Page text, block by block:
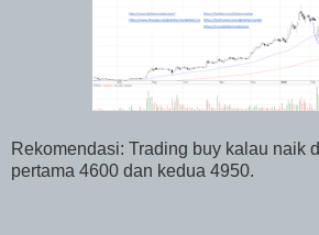
Rekomendasi: Trading buy kalau naik
pertama 4600 dan kedua 4950.